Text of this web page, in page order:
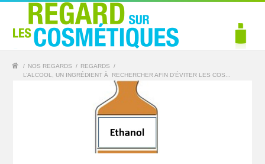
/ NOS REGARDS / REGARDS
/
L’ALCOOL, UN INGRÉDIENT À RECHERCHER AFIN D’ÉVITER LES COS...